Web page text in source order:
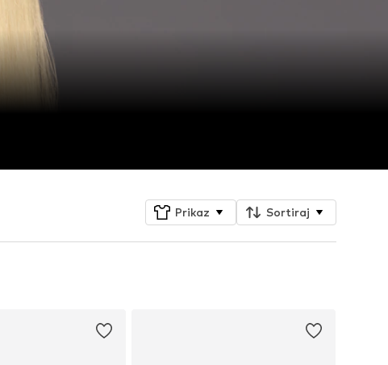
Prikaz Sortiraj